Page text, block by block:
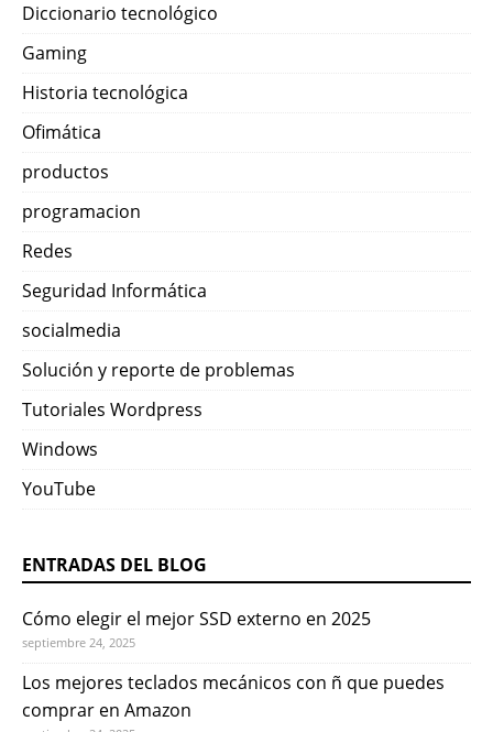
Diccionario tecnológico
Gaming
Historia tecnológica
Ofimática
productos
programacion
Redes
Seguridad Informática
socialmedia
Solución y reporte de problemas
Tutoriales Wordpress
Windows
YouTube
ENTRADAS DEL BLOG
Cómo elegir el mejor SSD externo en 2025
septiembre 24, 2025
Los mejores teclados mecánicos con ñ que puedes
comprar en Amazon